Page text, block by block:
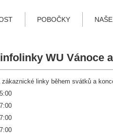
POBOČKY
WU Vánoce
zákaznické linky během svátků a